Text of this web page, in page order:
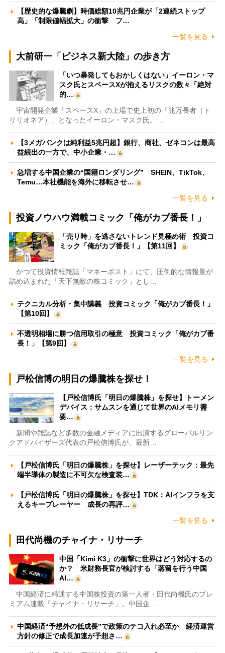
【歴史的な爆騰劇】時価総額10兆円企業が「2連続ストップ
高」「制限値幅拡大」の衝撃 フ…
一覧を見る
大前研一「ビジネス新大陸」の歩き方
「いつ暴発してもおかしくはない」イーロン・マ
スク氏とスペースXが抱えるリスクの数々「絶対
的…
宇宙開発企業「スペースX」の上場で史上初の「兆万長者（ト
リリオネア）」となったイーロン・マスク氏。…
【3メガバンクは純利益5兆円超】銀行、商社、ゼネコンは最高
益続出の一方で、中小企業・…
急増する中国企業の“国籍ロンダリング” SHEIN、TikTok、
Temu…本社機能を海外に移転させ…
一覧を見る
投資ノウハウ満載コミック「俺がカブ番長！」
「売り時」を逃さないトレンド見極め術 投資コ
ミック「俺がカブ番長！」【第11回】
かつて投資情報雑誌「マネーポスト」にて、圧倒的な情報量が
詰め込まれた「天下無敵の株コミック」とし…
テクニカル分析・集中講義 投資コミック「俺がカブ番長！」
【第10回】
不透明相場に勝つ信用取引の極意 投資コミック「俺がカブ番
長！」【第9回】
一覧を見る
戸松信博の明日の爆騰株を探せ！
【戸松信博氏「明日の爆騰株」を探せ】トーメン
デバイス：サムスンを通じて世界のAIメモリ需
要…
新聞や雑誌など多数の金融メディアに出演するグローバルリン
クアドバイザーズ代表の戸松信博氏が、最新…
【戸松信博氏「明日の爆騰株」を探せ】レーザーテック：最先
端半導体の製造に不可欠な検査装…
【戸松信博氏「明日の爆騰株」を探せ】TDK：AIインフラを支
えるキープレーヤー 成長の再評…
一覧を見る
田代尚機のチャイナ・リサーチ
中国「Kimi K3」の衝撃に世界はどう対応するの
か？ 米財務長官が検討する「蒸留を行う中国
AI…
中国経済に精通する中国株投資の第一人者・田代尚機氏のプレ
ミアム連載「チャイナ・リサーチ」。中国企…
中国経済“予想外の低成長”で政策のテコ入れ必至か 経済運営
方針の修正で成長加速が予想さ…